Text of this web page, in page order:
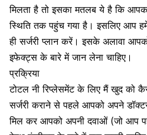
मिलता है तो इसका मतलब ये है कि
स्थिति तक पहुंच गया है। इसलिए आप
ही सर्जरी प्लान करें। इसके अलावा
इफेक्ट्स के बारे में जान लेना चाहिए।
प्रक्रिया
टोटल नी रिप्लेसमेंट के लिए मैं खुद को
सर्जरी कराने से पहले आपको अपने
मिल कर आपको अपनी दवाओं (जो आप